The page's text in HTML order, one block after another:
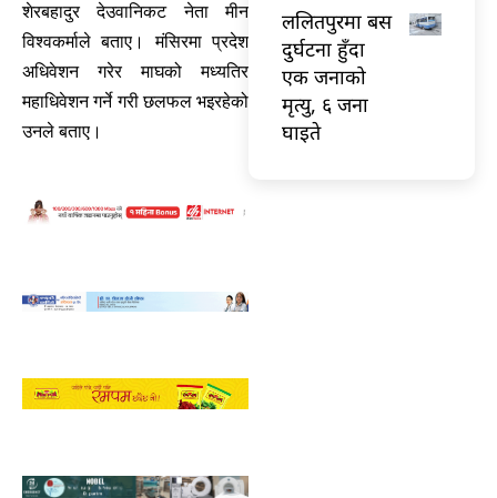
शेरबहादुर देउवानिकट नेता मीन
विश्वकर्माले बताए। मंसिरमा प्रदेश
अधिवेशन गरेर माघको मध्यतिर
महाधिवेशन गर्ने गरी छलफल भइरहेको
उनले बताए।
ललितपुरमा बस
दुर्घटना हुँदा
एक जनाको
मृत्यु, ६ जना
घाइते